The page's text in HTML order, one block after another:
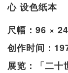
心 设色纸本
尺幅：96 ×
创作时间：
展览：「二十